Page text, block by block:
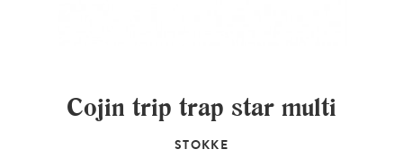
Cojin trip trap star multi
STOKKE